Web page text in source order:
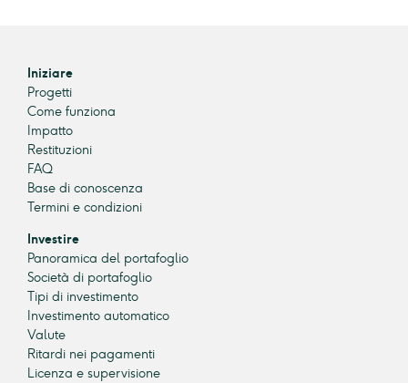
Iniziare
Progetti
Come funziona
Impatto
Restituzioni
FAQ
Base di conoscenza
Termini e condizioni
Investire
Panoramica del portafoglio
Società di portafoglio
Tipi di investimento
Investimento automatico
Valute
Ritardi nei pagamenti
Licenza e supervisione